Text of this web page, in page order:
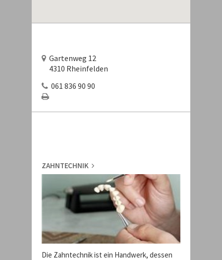
Gartenweg 12
4310 Rheinfelden
061 836 90 90
ZAHNTECHNIK
Die Zahntechnik ist ein Handwerk, dessen